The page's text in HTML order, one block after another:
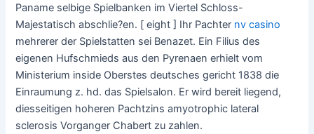
Paname selbige Spielbanken im Viertel Schloss-
Majestatisch abschlie?en. [ eight ] Ihr Pachter nv casino
mehrerer der Spielstatten sei Benazet. Ein Filius des
eigenen Hufschmieds aus den Pyrenaen erhielt vom
Ministerium inside Oberstes deutsches gericht 1838 die
Einraumung z. hd. das Spielsalon. Er wird bereit liegend,
diesseitigen hoheren Pachtzins amyotrophic lateral
sclerosis Vorganger Chabert zu zahlen.